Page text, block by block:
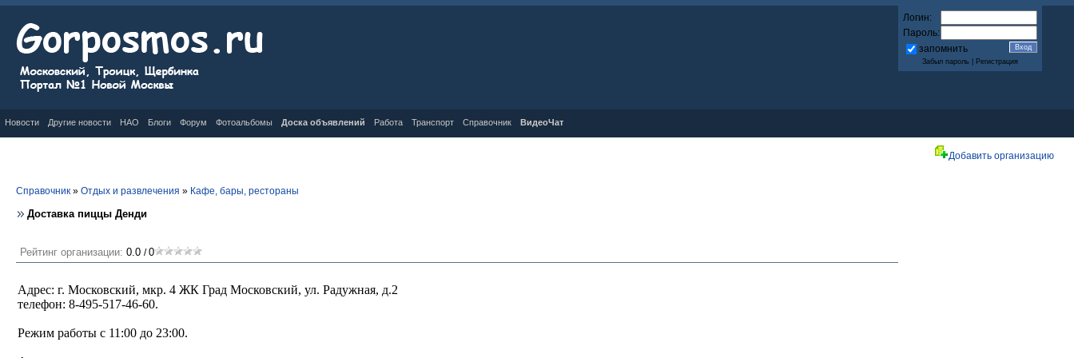
Логин:
Пароль:
запомнить
Забыл пароль Регистрация
Новости Другие новости НАО Блоги Форум Фотоальбомы Доска объявлений Работа Транспорт Справочник ВидеоЧат
Справочник » Отдых и развлечения » Кафе, бары, рестораны
Доставка пиццы Денди
Рейтинг организации: 0.0 /0
Адрес: г. Московский, мкр. 4 ЖК Град Московский, ул. Радужная, д.2
телефон: 8-495-517-46-60.
Режим работы с 11:00 до 23:00.
Добавить организацию